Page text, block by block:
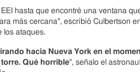
hasta que encontré una ventana
más cercana", escribió Culbertson
los ataques.
hacia Nueva York en el
Qué horrible", señalo el